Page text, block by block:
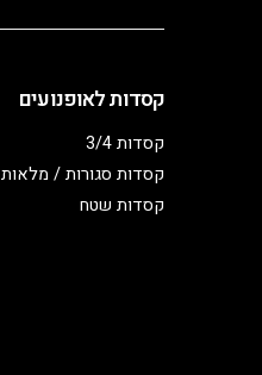
קסדות לאופנועים
קסדות 3/4
קסדות סגורות / מלאות
קסדות שטח